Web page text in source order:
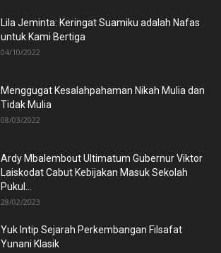
Lila Jeminta: Keringat Suamiku adalah Nafas
untuk Kami Bertiga
04/10/2022
Menggugat Kesalahpahaman Nikah Mulia dan
Tidak Mulia
08/03/2022
Ardy Mbalembout Ultimatum Gubernur Viktor
Laiskodat Cabut Kebijakan Masuk Sekolah
Pukul...
28/02/2023
Yuk Intip Sejarah Perkembangan Filsafat
Yunani Klasik